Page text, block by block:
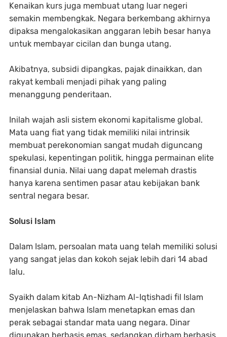
Kenaikan kurs juga membuat utang luar negeri
semakin membengkak. Negara berkembang akhirnya
dipaksa mengalokasikan anggaran lebih besar hanya
untuk membayar cicilan dan bunga utang.
Akibatnya, subsidi dipangkas, pajak dinaikkan, dan
rakyat kembali menjadi pihak yang paling
menanggung penderitaan.
Inilah wajah asli sistem ekonomi kapitalisme global.
Mata uang fiat yang tidak memiliki nilai intrinsik
membuat perekonomian sangat mudah diguncang
spekulasi, kepentingan politik, hingga permainan elite
finansial dunia. Nilai uang dapat melemah drastis
hanya karena sentimen pasar atau kebijakan bank
sentral negara besar.
Solusi Islam
Dalam Islam, persoalan mata uang telah memiliki solusi
yang sangat jelas dan kokoh sejak lebih dari 14 abad
lalu.
Syaikh dalam kitab An-Nizham Al-Iqtishadi fil Islam
menjelaskan bahwa Islam menetapkan emas dan
perak sebagai standar mata uang negara. Dinar
digunakan berbasis emas, sedangkan dirham berbasis